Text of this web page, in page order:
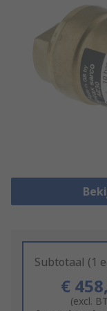
Subtotaal (1
€
(excl.